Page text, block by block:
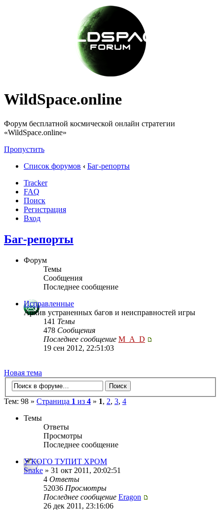
WildSpace.online
Форум бесплатной космической онлайн стратегии
«WildSpace.online»
Пропустить
Список форумов ‹ Баг-репорты
Tracker
FAQ
Поиск
Регистрация
Вход
Баг-репорты
Форум
Темы
Сообщения
Последнее сообщение
Исправленные
Архив устраненных багов и неисправностей игры
141 Темы
478 Сообщения
Последнее сообщение M_A_D
19 сен 2012, 22:51:03
Новая тема
Тем: 98 » Страница 1 из 4 » 1, 2, 3, 4
Темы
Ответы
Просмотры
Последнее сообщение
У КОГО ТУПИТ ХРОМ
Snake » 31 окт 2011, 20:02:51
4 Ответы
52036 Просмотры
Последнее сообщение Eragon
26 дек 2011, 23:16:06